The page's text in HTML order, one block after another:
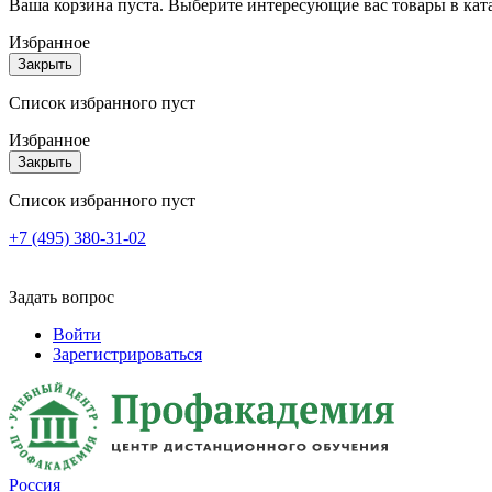
Ваша корзина пуста. Выберите интересующие вас товары в
Избранное
Закрыть
Список избранного пуст
Избранное
Закрыть
Список избранного пуст
+7 (495) 380-31-02
Задать вопрос
Войти
Зарегистрироваться
Россия